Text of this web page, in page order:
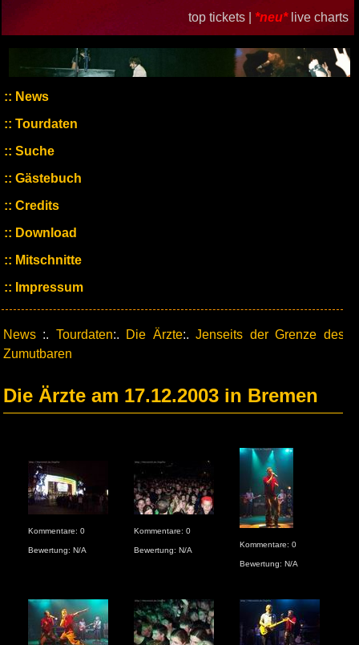
top tickets | *neu* live charts
News
Tourdaten
Suche
Gästebuch
Credits
Download
Mitschnitte
Impressum
News :. Tourdaten:. Die Ärzte:.Jenseits der Grenze des
Zumutbaren
Die Ärzte am 17.12.2003 in Bremen
Kommentare: 0
Bewertung: N/A
Kommentare: 0
Bewertung: N/A
Kommentare: 0
Bewertung: N/A